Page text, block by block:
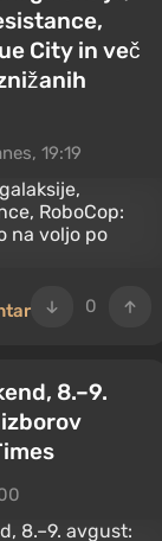
City in več
19:19
0
8.–9.